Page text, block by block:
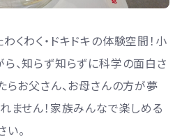
くわく・ドキドキの体験空間！小
、知らず知らずに科学の面白さ
らお父さん、お母さんの方が夢
ません！家族みんなで楽しめる
。